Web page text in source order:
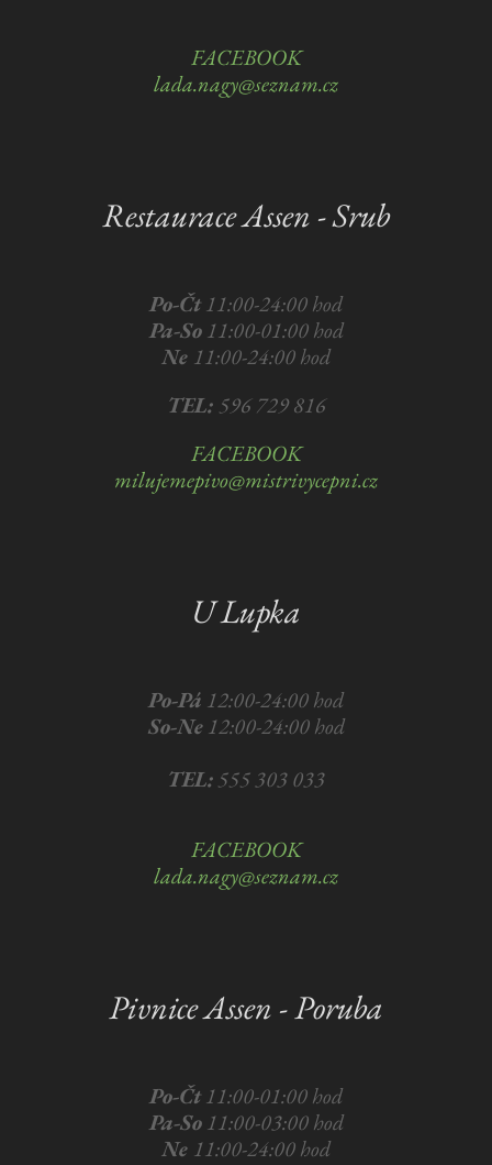
FACEBOOK
lada.nagy@seznam.cz
Restaurace Assen - Srub
Po-Čt11:00-24:00 hod
Pa-So11:00-01:00 hod
Ne 11:00-24:00 hod
TEL: 596 729 816
FACEBOOK
milujemepivo@mistrivycepni.cz
U Lupka
Po-Pá 12:00-24:00 hod
So-Ne12:00-24:00 hod
TEL:555 303 033
FACEBOOK
lada.nagy@seznam.cz
Pivnice Assen - Poruba
Po-Čt11:00-01:00 hod
Pa-So11:00-03:00 hod
Ne 11:00-24:00 hod